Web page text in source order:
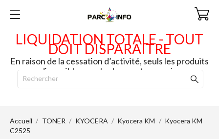
LIQUIDATION TOTALE - TOUT
DOIT DISPARAITRE
En raison de la cessation d’activité, seuls les produits
disponibles en stock seront envoyés.
Accueil TONER KYOCERA Kyocera KM
Kyocera KM
C2525